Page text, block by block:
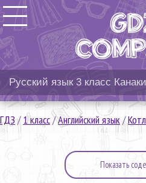
ГДЗ/1 класс/Английский язык/
Показать